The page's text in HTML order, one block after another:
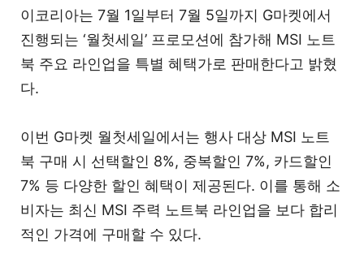
이코리아는 7월 1일부터 7월 5일까지 G마켓에서
진행되는 ‘월첫세일’ 프로모션에 참가해 MSI 노트
북 주요 라인업을 특별 혜택가로 판매한다고 밝혔
다.
이번 G마켓 월첫세일에서는 행사 대상 MSI 노트
북 구매 시 선택할인 8%, 중복할인 7%, 카드할인
7% 등 다양한 할인 혜택이 제공된다. 이를 통해 소
비자는 최신 MSI 주력 노트북 라인업을 보다 합리
적인 가격에 구매할 수 있다.